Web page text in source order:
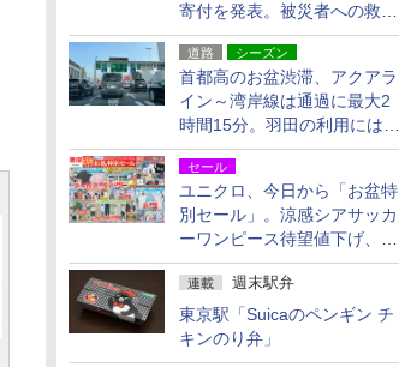
寄付を発表。被災者への救援
活動・復旧支援
道路 シーズン
首都高のお盆渋滞、アクアラ
イン～湾岸線は通過に最大2
時間15分。羽田の利用には
「空港西出口」の利用検討を
セール
ユニクロ、今日から「お盆特
別セール」。涼感シアサッカ
ーワンピース待望値下げ、撥
水ギアショーツは1990円に
連載 週末駅弁
東京駅「Suicaのペンギン チ
キンのり弁」